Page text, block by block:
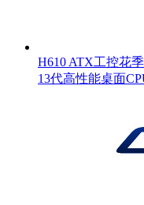
H610 ATX工控花
13代高性能桌面